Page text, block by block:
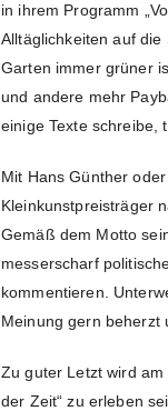
in ihrem Programm
Alltäglichkeiten auf
Garten immer grüner
und andere mehr
einige Texte schreibe,
Mit Hans Günther
Kleinkunstpreisträger
Gemäß dem Motto
messerscharf
kommentieren.
Meinung gern beherzt
Zu guter Letzt wird am
der Zeit“ zu erleben